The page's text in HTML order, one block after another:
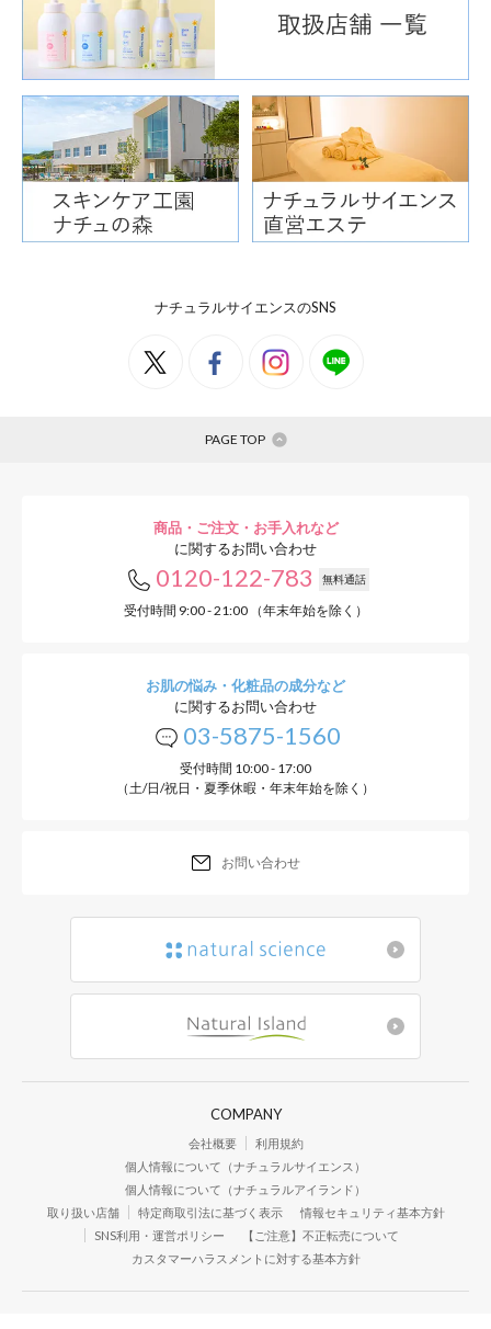
ナチュラルサイエンスのSNS
PAGE TOP
商品・ご注文・お手入れなど
に関するお問い合わせ
0120-122-783 無料通話
受付時間 9:00 - 21:00 （年末年始を除く）
お肌の悩み・化粧品の成分など
に関するお問い合わせ
03-5875-1560
受付時間 10:00 - 17:00
（土/日/祝日・夏季休暇・年末年始を除く）
お問い合わせ
COMPANY
会社概要
利用規約
個人情報について（ナチュラルサイエンス）
個人情報について（ナチュラルアイランド）
取り扱い店舗
特定商取引法に基づく表示
情報セキュリティ基本方針
SNS利用・運営ポリシー
【ご注意】不正転売について
カスタマーハラスメントに対する基本方針